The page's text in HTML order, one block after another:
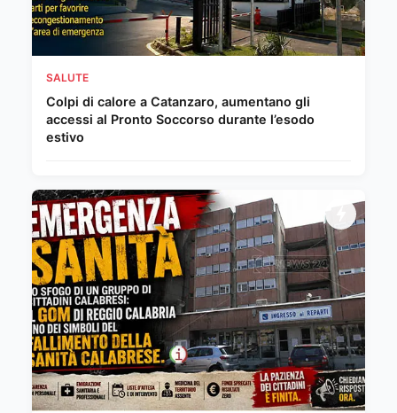
SALUTE
Colpi di calore a Catanzaro, aumentano gli
accessi al Pronto Soccorso durante l’esodo
estivo